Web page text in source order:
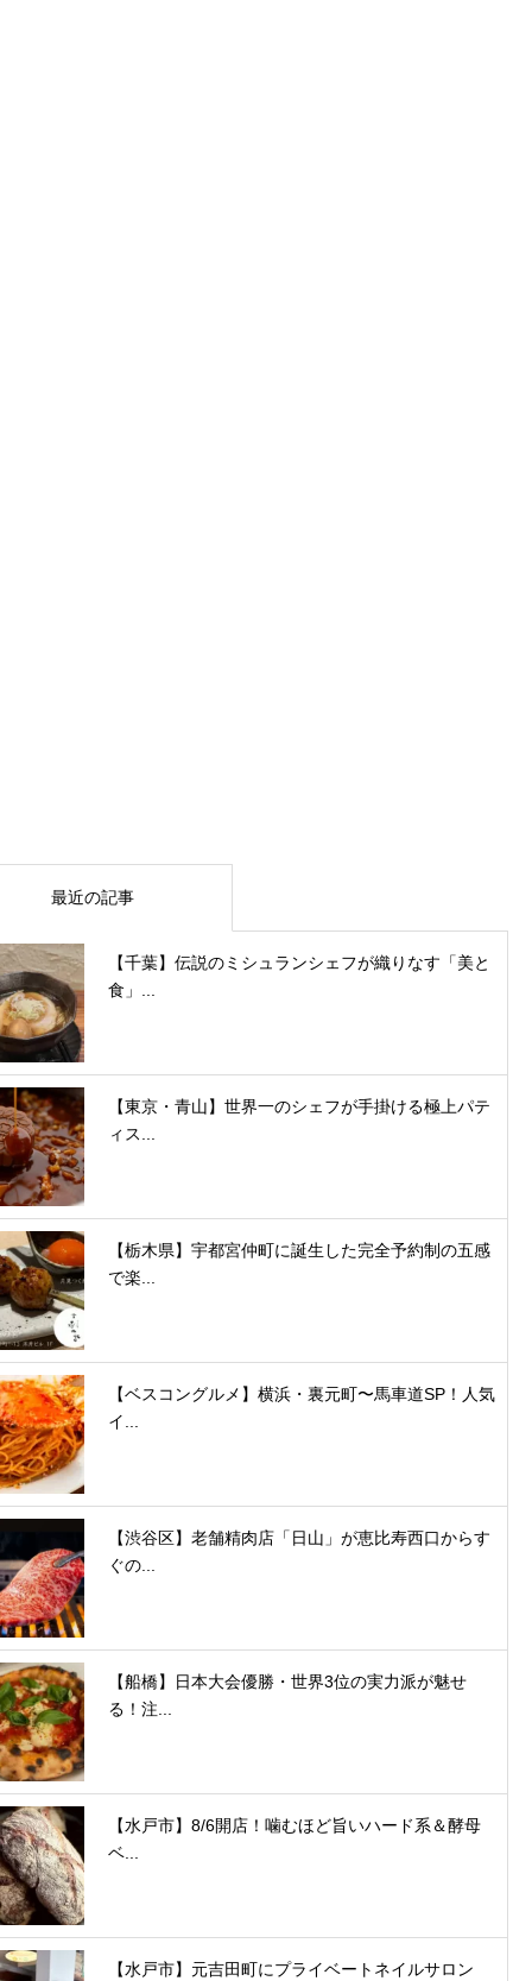
最近の記事
【千葉】伝説のミシュランシェフが織りなす「美と
食」...
【東京・青山】世界一のシェフが手掛ける極上パテ
ィス...
【栃木県】宇都宮仲町に誕生した完全予約制の五感
で楽...
【ベスコングルメ】横浜・裏元町〜馬車道SP！人気
イ...
【渋谷区】老舗精肉店「日山」が恵比寿西口からす
ぐの...
【船橋】日本大会優勝・世界3位の実力派が魅せ
る！注...
【水戸市】8/6開店！噛むほど旨いハード系＆酵母
ベ...
【水戸市】元吉田町にプライベートネイルサロン